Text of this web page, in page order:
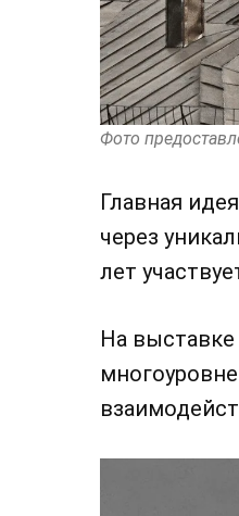
Фото
Главная
через
лет
На выставке